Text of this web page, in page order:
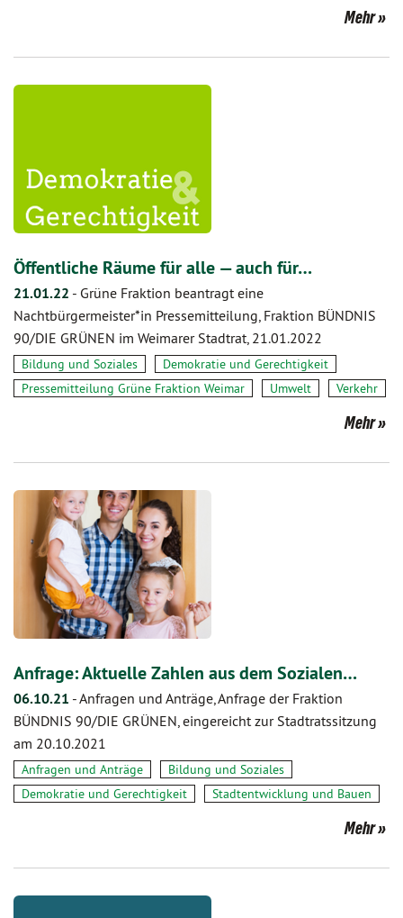
Mehr
Öffentliche Räume für alle — auch für…
21.01.22 - Grüne Fraktion beantragt eine
Nachtbürgermeister*in Pressemitteilung, Fraktion BÜNDNIS
90/DIE GRÜNEN im Weimarer Stadtrat, 21.01.2022
Bildung und Soziales
Demokratie und Gerechtigkeit
Pressemitteilung Grüne Fraktion Weimar
Umwelt Verkehr
Mehr
Anfrage: Aktuelle Zahlen aus dem Sozialen…
06.10.21 -Anfragen und Anträge, Anfrage der Fraktion
BÜNDNIS 90/DIE GRÜNEN, eingereicht zur Stadtratssitzung
am 20.10.2021
Anfragen und Anträge
Bildung und Soziales
Demokratie und Gerechtigkeit
Stadtentwicklung und Bauen
Mehr